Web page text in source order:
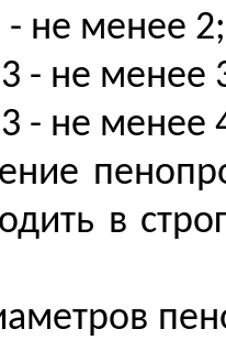
не менее 2;
- не менее
- не менее
в